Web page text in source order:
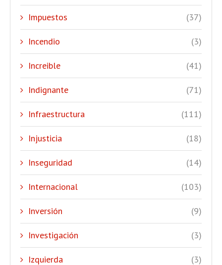
Impuestos (37)
Incendio (3)
Increible (41)
Indignante (71)
Infraestructura (111)
Injusticia (18)
Inseguridad (14)
Internacional (103)
Inversión (9)
Investigación (3)
Izquierda (3)